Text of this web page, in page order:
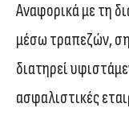
Αναφορικά με τη
μέσω τραπεζών,
διατηρεί
ασφαλιστικές